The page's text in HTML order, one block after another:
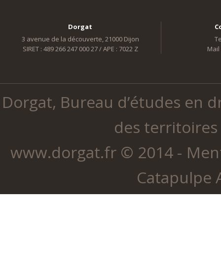
Dorgat
3 avenue de la découverte, 21000 Dijon
SIRET : 489 266 247 000 27 / APE : 7022 Z
Dorgat, Bureau d’études en
des territoires
www.dorgat.fr © 2014 -
Catapulpe